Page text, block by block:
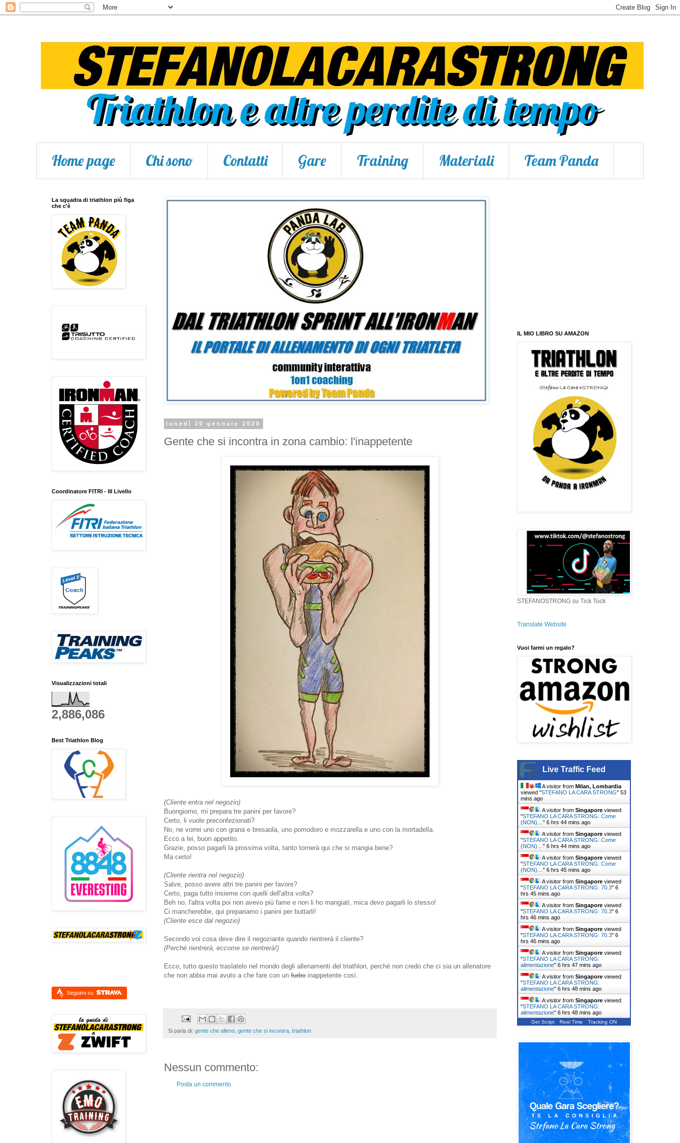
Home page Chi sono Contatti Gare Training Materiali Team Panda
lunedì 20 gennaio 2020
Gente che si incontra in zona cambio: l'inappetente
(Cliente entra nel negozio)
Buongiorno, mi prepara tre panini per favore?
Certo, li vuole preconfezionati?
No, ne vorrei uno con grana e bresaola, uno pomodoro e mozzarella e uno con la mortadella.
Ecco a lei, buon appetito.
Grazie, posso pagarli la prossima volta, tanto tornerà qui che si mangia bene?
Ma certo!
(Cliente rientra nel negozio)
Salve, posso avere altri tre panini per favore?
Certo, paga tutto insieme con quelli dell'altra volta?
Beh no, l'altra volta poi non avevo più fame e non li ho mangiati, mica devo pagarli lo stesso!
Ci mancherebbe, qui prepariamo i panini per buttarli!
(Cliente esce dal negozio)
Secondo voi cosa deve dire il negoziante quando rientrerà il cliente?
(Perché rientrerà, eccome se rientrerà!)
Ecco, tutto questo traslatelo nel mondo degli allenamenti del triathlon, perché non credo che ci sia un allenatore
che non abbia mai avuto a che fare con un furbo inappetente così.
Si parla di: gente che alleno gente che si incontra triathlon
Nessun commento:
Posta un commento
La squadra di triathlon più figa
che c'è
Coordinatore FITRI - III Livello
Visualizzazioni totali
2,886,086
Best Triathlon Blog
Seguimi su
IL MIO LIBRO SU AMAZON
STEFANOSTRONG su Tick Tock
Translate Website
Vuoi farmi un regalo?
Live Traffic Feed
A visitor from Milan, Lombardia
viewed "STEFANO LA CARA STRONG" 53
mins ago
A visitor from Singapore viewed
"STEFANO LA CARA STRONG: Come
(NON)… " 6 hrs 44 mins ago
A visitor from Singapore viewed
"STEFANO LA CARA STRONG: Come
(NON)… " 6 hrs 44 mins ago
A visitor from Singapore viewed
"STEFANO LA CARA STRONG: Come
(NON)… " 6 hrs 45 mins ago
A visitor from Singapore viewed
"STEFANO LA CARA STRONG: 70.3" 6
hrs 45 mins ago
A visitor from Singapore viewed
"STEFANO LA CARA STRONG: 70.3" 6
hrs 46 mins ago
A visitor from Singapore viewed
"STEFANO LA CARA STRONG: 70.3" 6
hrs 46 mins ago
A visitor from Singapore viewed
"STEFANO LA CARA STRONG:
alimentazione" 6 hrs 47 mins ago
A visitor from Singapore viewed
"STEFANO LA CARA STRONG:
alimentazione" 6 hrs 48 mins ago
A visitor from Singapore viewed
"STEFANO LA CARA STRONG:
alimentazione" 6 hrs 48 mins ago
Get Script Real Time Tracking ON